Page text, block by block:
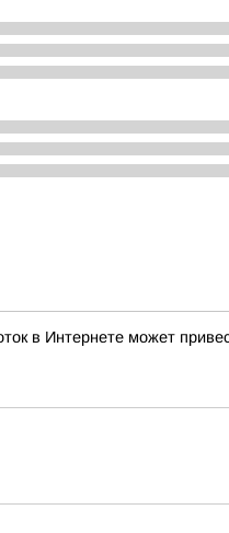
в Интернете может